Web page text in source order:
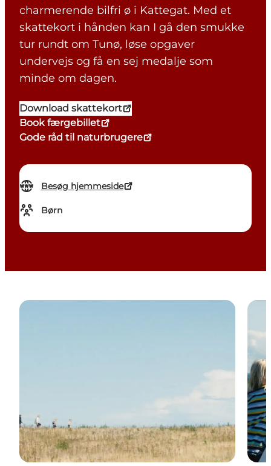
charmerende bilfri ø i Kattegat. Med et
skattekort i hånden kan I gå den smukke
tur rundt om Tunø, løse opgaver
undervejs og få en sej medalje som
minde om dagen.
Download skattekort
Book færgebillet
Gode råd til naturbrugere
Besøg hjemmeside
Børn